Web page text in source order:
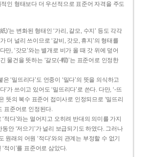
인 형태보다 더 우선적으로 표준어 자격을 주도
)’는 변화된 형태인 ‘가리, 갈모, 수지’ 등도 각각
더 널리 쓰이므로 ‘갈비, 갓모, 휴지’의 형태를
만, ‘갓모’와는 별개로 비가 올 때 갓 위에 덮어
물건을 뜻하는 ‘갈모(-帽)’는 표준어로 인정한
은 ‘밀뜨리다’도 언중이 ‘밀다’의 뜻을 의식하고
’가 쓰이고 있어도 ‘밀뜨리다’로 쓴다. 다만, ‘-뜨
뜻의 복수 표준어 접미사로 인정되므로 ‘밀뜨리
표준어로 인정된다.
적다’와는 멀어지고 오히려 반대의 의미를 가지
안 ‘저으기’가 널리 보급되기도 하였다. 그러나
원래의 어원 ‘적다’와의 관계는 부정할 수 없기
‘적이’를 표준어로 삼았다.